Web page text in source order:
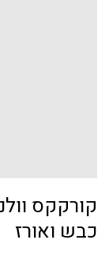
קורקקס
כבש ואורז